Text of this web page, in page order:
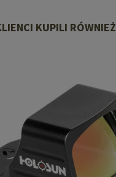
KUPILI RÓWNIEŻ